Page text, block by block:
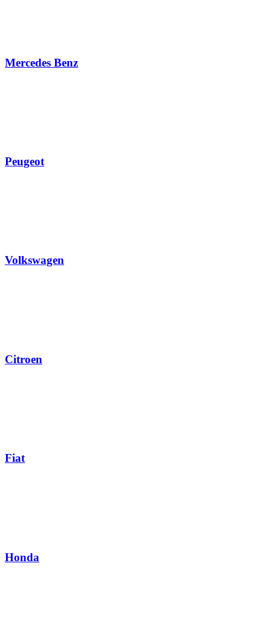
Mercedes Benz
Peugeot
Volkswagen
Citroen
Fiat
Honda